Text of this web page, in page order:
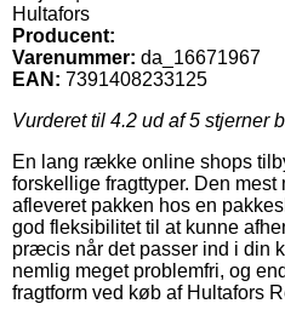
Hultafors
Producent:
Varenummer: da_16671967
EAN: 7391408233125
Vurderet til 4.2 ud af 5 stjerner
En lang række online shops
forskellige fragttyper. Den mest
afleveret pakken hos en
god fleksibilitet til at kunne
præcis når det passer ind i din
nemlig meget problemfri, og
fragtform ved køb af Hultafors